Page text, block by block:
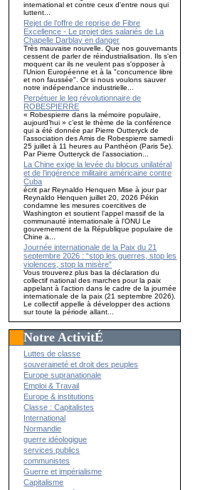
international et contre ceux d'entre nous qui
luttent...
Rejet de l’offre de reprise de Fibre
Excellence - Le projet des salariés de La
Chapelle Darblay en danger
Très mauvaise nouvelle. Que nos gouvernants
cessent de parler de réindustrialisation. Ils s'en
moquent car ils ne veulent pas s'opposer à
l'Union Européenne et à la "concurrence libre
et non faussée". Or si nous voulons sauver
notre indépendance industrielle...
Perpétuer le leg révolutionnaire de
ROBESPIERRE
« Robespierre dans la mémoire populaire,
aujourd’hui » c’est le thème de la conférence
qui a été donnée par Pierre Outteryck de
l’association des Amis de Robespierre samedi
25 juillet à 11 heures au Panthéon (Paris 5e).
Par Pierre Outteryck de l’association...
La Chine exige la levée du blocus unilatéral
et de l’ingérence militaire américaine contre
Cuba
écrit par Reynaldo Henquen Mise à jour par
Reynaldo Henquen juillet 20, 2026 Pékin
condamne les mesures coercitives de
Washington et soutient l’appel massif de la
communauté internationale à l’ONU Le
gouvernement de la République populaire de
Chine a...
Journée internationale de la Paix du 21
septembre 2026 : “stop les guerres, stop les
violences, stop la misère”
Vous trouverez plus bas la déclaration du
collectif national des marches pour la paix
appelant à l'action dans le cadre de la journée
internationale de la paix (21 septembre 2026).
Le collectif appelle à développer des actions
sur toute la période allant...
Notre ActivitÉ
Luttes de classe
souveraineté et droit des peuples
Europe supranationale
Emploi & Travail
Europe & institutions
Classe : Capitalistes
International
Normandie
guerre idéologique
services publics
communistes
Guerre et impérialisme
Capitalisme